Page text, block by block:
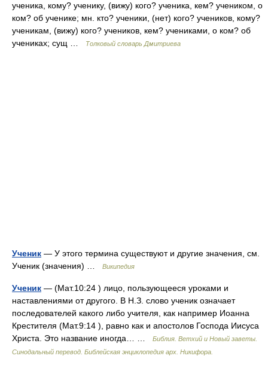
ученика, кому? ученику, (вижу) кого? ученика, кем? учеником, о
ком? об ученике; мн. кто? ученики, (нет) кого? учеников, кому?
ученикам, (вижу) кого? учеников, кем? учениками, о ком? об
учениках; сущ …
Толковый словарь Дмитриева
Ученик — У этого термина существуют и другие значения, см.
Ученик (значения) …
Википедия
Ученик — (Мат.10:24 ) лицо, пользующееся уроками и
наставлениями от другого. В Н.З. слово ученик означает
последователей какого либо учителя, как например Иоанна
Крестителя (Мат.9:14 ), равно как и апостолов Господа Иисуса
Христа. Это название иногда… …
Библия. Ветхий и Новый заветы.
Синодальный перевод. Библейская энциклопедия арх. Никифора.